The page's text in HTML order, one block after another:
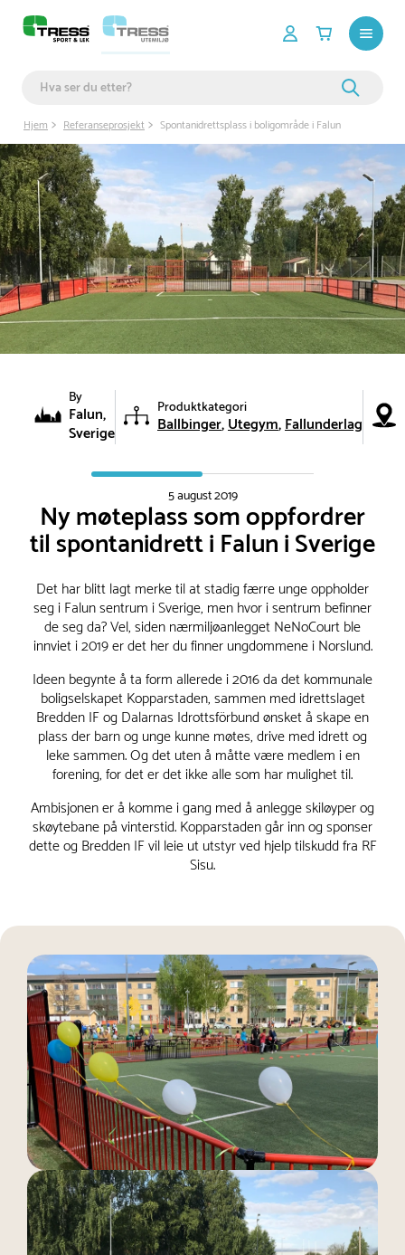
Hjem Referanseprosjekt Spontanidrettsplass i boligområde i Falun
By
Falun,
Sverige
Produktkategori
Ballbinger Utegym Fallunderlag
5 august 2019
Ny møteplass som oppfordrer
til spontanidrett i Falun i Sverige
Det har blitt lagt merke til at stadig færre unge oppholder
seg i Falun sentrum i Sverige, men hvor i sentrum befinner
de seg da? Vel, siden nærmiljøanlegget NeNoCourt ble
innviet i 2019 er det her du finner ungdommene i Norslund.
Ideen begynte å ta form allerede i 2016 da det kommunale
boligselskapet Kopparstaden, sammen med idrettslaget
Bredden IF og Dalarnas Idrottsförbund ønsket å skape en
plass der barn og unge kunne møtes, drive med idrett og
leke sammen. Og det uten å måtte være medlem i en
forening, for det er det ikke alle som har mulighet til.
Ambisjonen er å komme i gang med å anlegge skiløyper og
skøytebane på vinterstid. Kopparstaden går inn og sponser
dette og Bredden IF vil leie ut utstyr ved hjelp tilskudd fra RF
Sisu.